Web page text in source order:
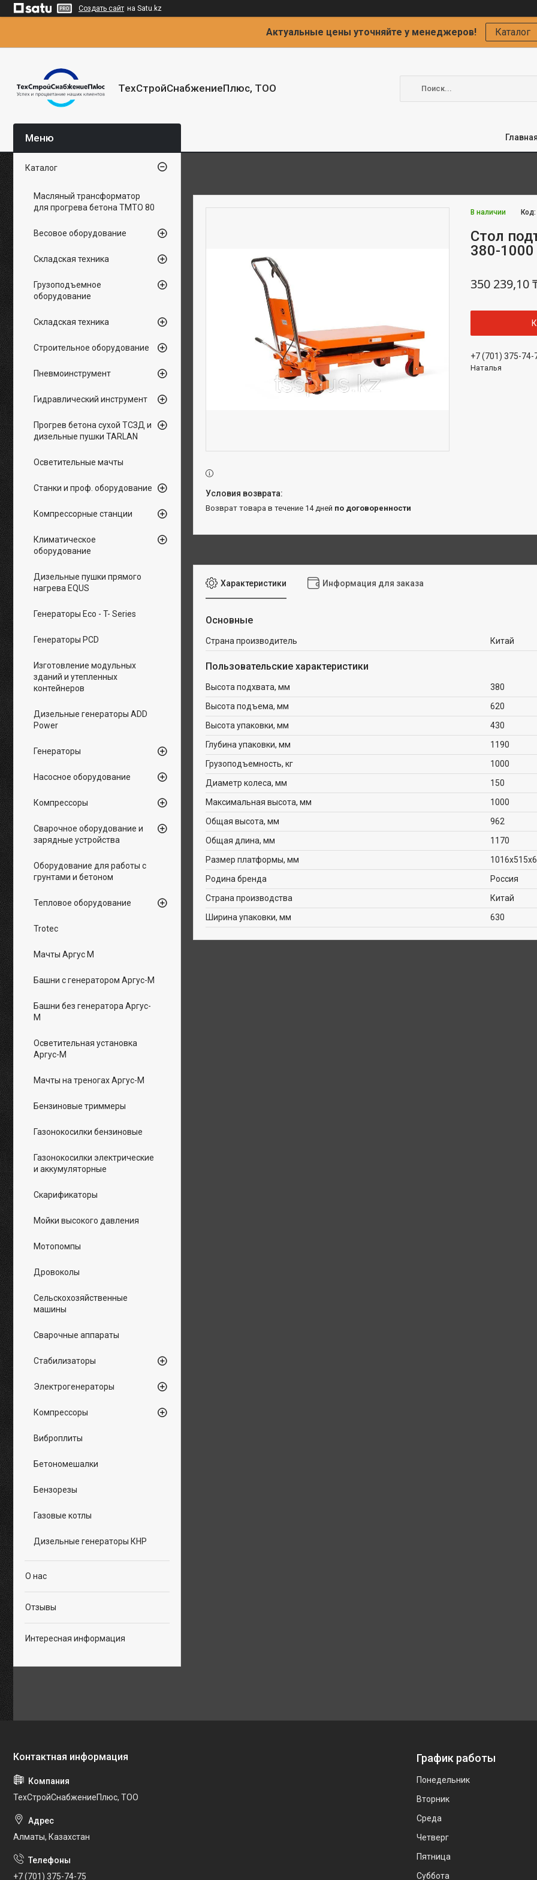
Создать сайт на Satu.kz
Актуальные цены уточняйте у менеджеров! Каталог
ТехСтройСнабжениеПлюс, ТОО
В наличии
Стол
380-
350 239,10
+7 (701) 375-74-
Наталья
возврат товара в течение 14 дней по договоренности
Характеристики Информация для заказа
Основные
Страна производитель Китай
Пользовательские характеристики
Высота подхвата, мм
380
Высота подъема, мм
620
Высота упаковки, мм
430
Глубина упаковки, мм
1190
Грузоподъемность, кг
1000
Диаметр колеса, мм
150
Максимальная высота, мм
1000
Общая высота, мм
962
Общая длина, мм
1170
Размер платформы, мм
Родина бренда
Россия
Страна производства
Китай
Ширина упаковки, мм
630
Каталог
Масляный трансформатор
для прогрева бетона ТМТО 80
Весовое оборудование
Складская техника
Грузоподъемное
оборудование
Складская техника
Строительное оборудование
Пневмоинструмент
Гидравлический инструмент
Прогрев бетона сухой ТСЗД и
дизельные пушки TARLAN
Осветительные мачты
Станки и проф. оборудование
Компрессорные станции
Климатическое
оборудование
Дизельные пушки прямого
нагрева EQUS
Генераторы Eco - T- Series
Генераторы PCD
Изготовление модульных
зданий и утепленных
контейнеров
Дизельные генераторы ADD
Power
Генераторы
Насосное оборудование
Компрессоры
Сварочное оборудование и
зарядные устройства
Оборудование для работы с
грунтами и бетоном
Тепловое оборудование
Trotec
Мачты Аргус М
Башни с генератором Аргус-М
Башни без генератора Аргус-
М
Осветительная установка
Аргус-М
Мачты на треногах Аргус-М
Бензиновые триммеры
Газонокосилки бензиновые
Газонокосилки электрические
и аккумуляторные
Скарификаторы
Мойки высокого давления
Мотопомпы
Дровоколы
Сельскохозяйственные
машины
Сварочные аппараты
Стабилизаторы
Электрогенераторы
Компрессоры
Виброплиты
Бетономешалки
Бензорезы
Газовые котлы
Дизельные генераторы КНР
О нас
Отзывы
Интересная информация
ТехСтройСнабжениеПлюс, ТОО
Алматы, Казахстан
+7 (701) 375-74-75
График работы
Понедельник
Вторник
Среда
Четверг
Пятница
Суббота